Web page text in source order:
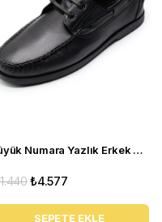
Büyük Numara Yazlık Erkek Ayakkabı - Utkan001 Siyah Deri
₺4.577
SEPETE EKLE